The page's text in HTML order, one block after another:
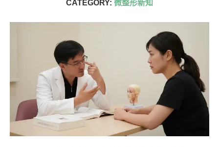
CATEGORY: 微整形新知